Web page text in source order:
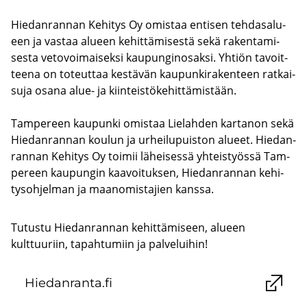
Hie­dan­ran­nan Ke­hi­tys Oy omis­taa en­ti­sen teh­da­sa­lu­
een ja vas­taa alu­een ke­hit­tä­mi­ses­tä sekä ra­ken­ta­mi­
ses­ta ve­to­voi­mai­sek­si kau­pun­gin­osak­si. Yh­tiön ta­voit­
tee­na on to­teut­taa kes­tä­vän kau­pun­ki­ra­ken­teen rat­kai­
su­ja osana alue- ja kiin­teis­tö­ke­hit­tä­mis­tään.
Tam­pe­reen kau­pun­ki omis­taa Lie­lah­den kar­ta­non sekä
Hie­dan­ran­nan kou­lun ja ur­hei­lu­puis­ton alu­eet. Hie­dan­
ran­nan Ke­hi­tys Oy toi­mii lä­hei­ses­sä yh­teis­työs­sä Tam­
pe­reen kau­pun­gin kaa­voi­tuk­sen, Hie­dan­ran­nan ke­hi­
tys­oh­jel­man ja maa­no­mis­ta­jien kans­sa.
Tutustu Hiedanrannan kehittämiseen, alueen
kulttuuriin, tapahtumiin ja palveluihin!
Hie­dan­ran­ta.fi